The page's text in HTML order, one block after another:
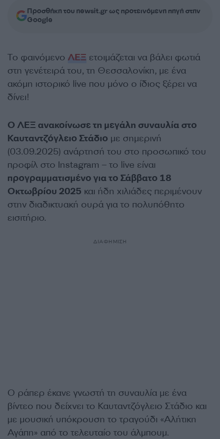
Προσθήκη του newsit.gr ως προτεινόμενη πηγή στην
Google
Το φαινόμενο ΛΕΞ ετοιμάζεται να βάλει φωτιά
στη γενέτειρά του, τη Θεσσαλονίκη, με ένα
ακόμη ιστορικό live που μόνο ο ίδιος ξέρει να
δίνει!
Ο ΛΕΞ ανακοίνωσε τη μεγάλη συναυλία στο
Καυταντζόγλειο Στάδιο με σημερινή
(03.09.2025) ανάρτησή του στο προσωπικό του
προφίλ στο Instagram – το live είναι
προγραμματισμένο για το Σάββατο 18
Οκτωβρίου 2025 και ήδη χιλιάδες περιμένουν
στην διαδικτυακή ουρά για το πολυπόθητο
εισιτήριο.
ΔΙΑΦΗΜΙΣΗ
Ο ράπερ έκανε γνωστή τη συναυλία με ένα
βίντεο που δείχνει το Καυταντζόγλειο Στάδιο και
με μουσική υπόκρουση το τραγούδι «Αλήτικη
Αγάπη» από το τελευταίο του άλμπουμ.